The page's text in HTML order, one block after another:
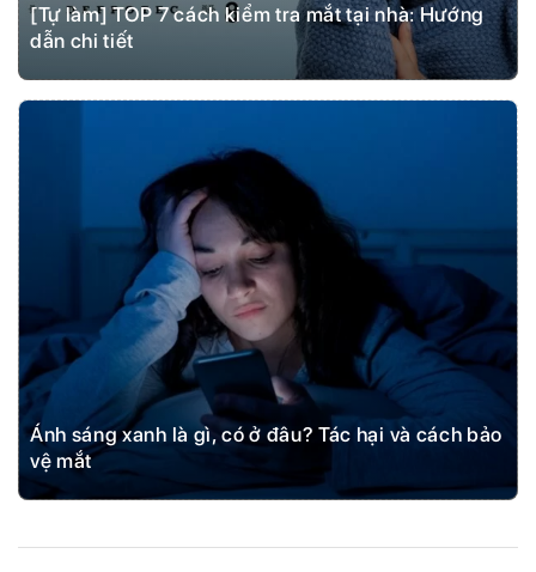
[Tự làm] TOP 7 cách kiểm tra mắt tại nhà: Hướng
dẫn chi tiết
Ánh sáng xanh là gì, có ở đâu? Tác hại và cách bảo
vệ mắt